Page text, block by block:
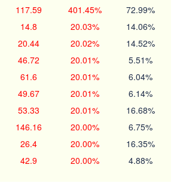
117.59 401.45% 72.99%
14.8 20.03% 14.06%
20.44 20.02% 14.52%
46.72 20.01% 5.51%
61.6 20.01% 6.04%
49.67 20.01% 6.14%
53.33 20.01% 16.68%
146.16 20.00% 6.75%
26.4 20.00% 16.35%
42.9 20.00% 4.88%